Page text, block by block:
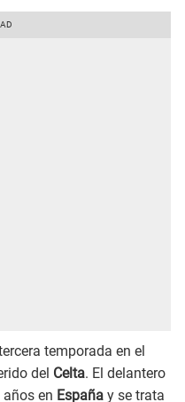
temporada en el
del Celta. El delantero
en España y se trata